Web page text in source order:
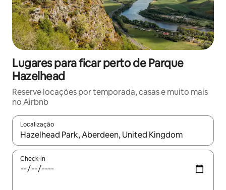
Lugares para ficar perto de Parque
Hazelhead
Reserve locações por temporada, casas e muito mais
no Airbnb
Localização
Quando os resultados estiverem disponíveis, explore-os
Check-in